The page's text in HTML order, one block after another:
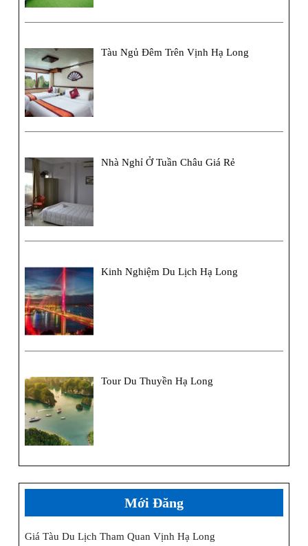
Tàu Ngủ Đêm Trên Vịnh Hạ Long
Nhà Nghỉ Ở Tuần Châu Giá Rẻ
Kinh Nghiệm Du Lịch Hạ Long
Tour Du Thuyền Hạ Long
Mới Đăng
Giá Tàu Du Lịch Tham Quan Vịnh Hạ Long